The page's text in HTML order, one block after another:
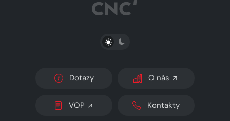
PŘEPNOUT SVĚTLÝ/TMAVÝ REŽIM
Dotazy O nás
VOP Kontakty